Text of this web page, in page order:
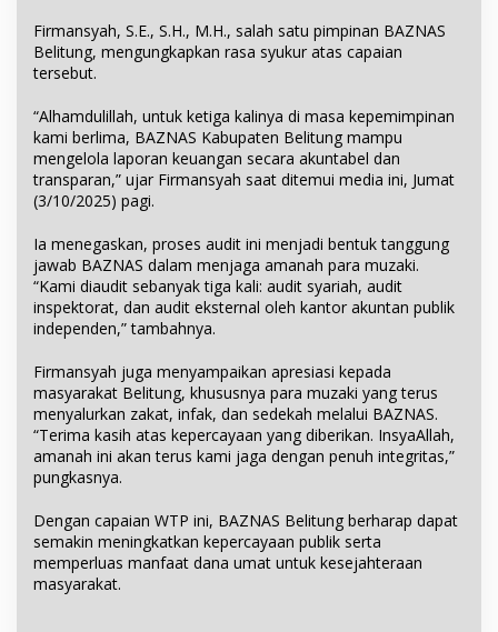
Firmansyah, S.E., S.H., M.H., salah satu pimpinan BAZNAS
Belitung, mengungkapkan rasa syukur atas capaian
tersebut.
“Alhamdulillah, untuk ketiga kalinya di masa kepemimpinan
kami berlima, BAZNAS Kabupaten Belitung mampu
mengelola laporan keuangan secara akuntabel dan
transparan,” ujar Firmansyah saat ditemui media ini, Jumat
(3/10/2025) pagi.
Ia menegaskan, proses audit ini menjadi bentuk tanggung
jawab BAZNAS dalam menjaga amanah para muzaki.
“Kami diaudit sebanyak tiga kali: audit syariah, audit
inspektorat, dan audit eksternal oleh kantor akuntan publik
independen,” tambahnya.
Firmansyah juga menyampaikan apresiasi kepada
masyarakat Belitung, khususnya para muzaki yang terus
menyalurkan zakat, infak, dan sedekah melalui BAZNAS.
“Terima kasih atas kepercayaan yang diberikan. InsyaAllah,
amanah ini akan terus kami jaga dengan penuh integritas,”
pungkasnya.
Dengan capaian WTP ini, BAZNAS Belitung berharap dapat
semakin meningkatkan kepercayaan publik serta
memperluas manfaat dana umat untuk kesejahteraan
masyarakat.